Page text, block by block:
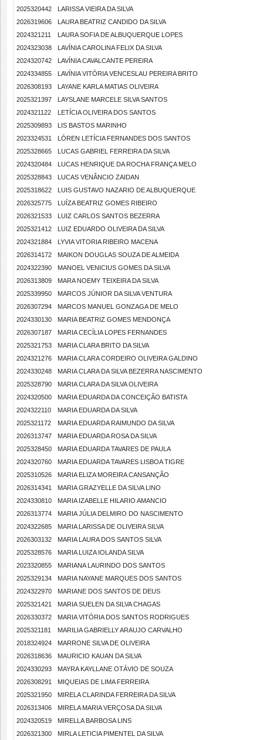
2025320442
LARISSA VIEIRA DA SILVA
2026319606
LAURA BEATRIZ CANDIDO DA SILVA
2024321211
LAURA SOFIA DE ALBUQUERQUE LOPES
2024323038
LAVÍNIA CAROLINA FELIX DA SILVA
2024320742
LAVÍNIA CAVALCANTE PEREIRA
2024334855
LAVÍNIA VITÓRIA VENCESLAU PEREIRA BRITO
2026308193
LAYANE KARLA MATIAS OLIVEIRA
2025321397
LAYSLANE MARCELE SILVA SANTOS
2024321122
LETÍCIA OLIVEIRA DOS SANTOS
2025309893
LIS BASTOS MARINHO
2023324531
LÓREN LETÍCIA FERNANDES DOS SANTOS
2025328665
LUCAS GABRIEL FERREIRA DA SILVA
2024320484
LUCAS HENRIQUE DA ROCHA FRANÇA MELO
2025328843
LUCAS VENÂNCIO ZAIDAN
2025318622
LUIS GUSTAVO NAZARIO DE ALBUQUERQUE
2026325775
LUÍZA BEATRIZ GOMES RIBEIRO
2026321533
LUIZ CARLOS SANTOS BEZERRA
2025321412
LUIZ EDUARDO OLIVEIRA DA SILVA
2024321884
LYVIA VITORIA RIBEIRO MACENA
2026314172
MAIKON DOUGLAS SOUZA DE ALMEIDA
2024322390
MANOEL VENICIUS GOMES DA SILVA
2026313809
MARA NOEMY TEIXEIRA DA SILVA
2025339950
MARCOS JÚNIOR DA SILVA VENTURA
2026307294
MARCOS MANUEL GONZAGA DE MELO
2024330130
MARIA BEATRIZ GOMES MENDONÇA
2026307187
MARIA CECÍLIA LOPES FERNANDES
2025321753
MARIA CLARA BRITO DA SILVA
2024321276
MARIA CLARA CORDEIRO OLIVEIRA GALDINO
2024330248
MARIA CLARA DA SILVA BEZERRA NASCIMENTO
2025328790
MARIA CLARA DA SILVA OLIVEIRA
2024320500
MARIA EDUARDA DA CONCEIÇÃO BATISTA
2024322110
MARIA EDUARDA DA SILVA
2025321172
MARIA EDUARDA RAIMUNDO DA SILVA
2026313747
MARIA EDUARDA ROSA DA SILVA
2025328450
MARIA EDUARDA TAVARES DE PAULA
2024320760
MARIA EDUARDA TAVARES LISBOA TIGRE
2025310526
MARIA ELIZA MOREIRA CANSANÇÃO
2026314341
MARIA GRAZYELLE DA SILVA LINO
2024330810
MARIA IZABELLE HILARIO AMANCIO
2026313774
MARIA JÚLIA DELMIRO DO NASCIMENTO
2024322685
MARIA LARISSA DE OLIVEIRA SILVA
2026303132
MARIA LAURA DOS SANTOS SILVA
2025328576
MARIA LUIZA IOLANDA SILVA
2023320855
MARIANA LAURINDO DOS SANTOS
2025329134
MARIA NAYANE MARQUES DOS SANTOS
2024322970
MARIANE DOS SANTOS DE DEUS
2025321421
MARIA SUELEN DA SILVA CHAGAS
2026330372
MARIA VITÓRIA DOS SANTOS RODRIGUES
2025321181
MARILIA GABRIELLY ARAUJO CARVALHO
2018324924
MARRONE SILVA DE OLIVEIRA
2026318636
MAURICIO KAUAN DA SILVA
2024330293
MAYRA KAYLLANE OTÁVIO DE SOUZA
2026308291
MIQUEIAS DE LIMA FERREIRA
2025321950
MIRELA CLARINDA FERREIRA DA SILVA
2026313406
MIRELA MARIA VERÇOSA DA SILVA
2024320519
MIRELLA BARBOSA LINS
2026321300
MIRLA LETICIA PIMENTEL DA SILVA